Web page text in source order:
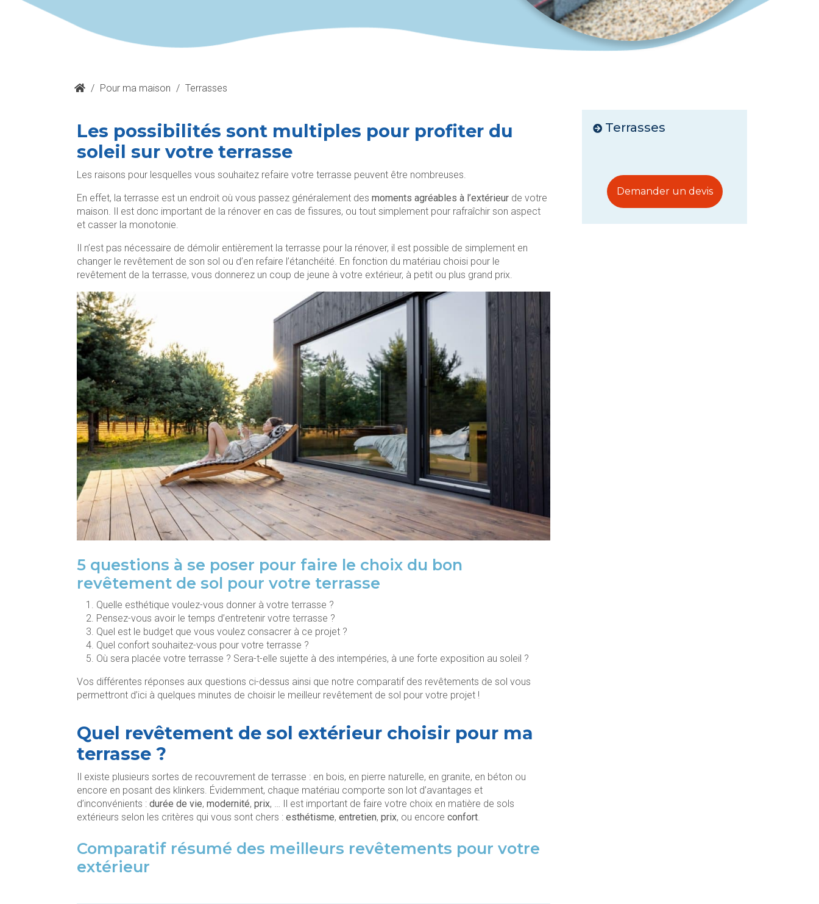
/ Pour ma maison / Terrasses
Les possibilités sont multiples pour profiter du
soleil sur votre terrasse
Les raisons pour lesquelles vous souhaitez refaire votre terrasse peuvent être nombreuses.
En effet, la terrasse est un endroit où vous passez généralement des moments agréables à l’extérieur de votre
maison. Il est donc important de la rénover en cas de fissures, ou tout simplement pour rafraîchir son aspect
et casser la monotonie.
Il n’est pas nécessaire de démolir entièrement la terrasse pour la rénover, il est possible de simplement en
changer le revêtement de son sol ou d’en refaire l’étanchéité. En fonction du matériau choisi pour le
revêtement de la terrasse, vous donnerez un coup de jeune à votre extérieur, à petit ou plus grand prix.
5 questions à se poser pour faire le choix du bon
revêtement de sol pour votre terrasse
Quelle esthétique voulez-vous donner à votre terrasse ?
Pensez-vous avoir le temps d’entretenir votre terrasse ?
Quel est le budget que vous voulez consacrer à ce projet ?
Quel confort souhaitez-vous pour votre terrasse ?
Où sera placée votre terrasse ? Sera-t-elle sujette à des intempéries, à une forte exposition au soleil ?
Vos différentes réponses aux questions ci-dessus ainsi que notre comparatif des revêtements de sol vous
permettront d’ici à quelques minutes de choisir le meilleur revêtement de sol pour votre projet !
Quel revêtement de sol extérieur choisir pour ma
terrasse ?
Il existe plusieurs sortes de recouvrement de terrasse : en bois, en pierre naturelle, en granite, en béton ou
encore en posant des klinkers. Évidemment, chaque matériau comporte son lot d’avantages et
d’inconvénients : durée de vie, modernité, prix, … Il est important de faire votre choix en matière de sols
extérieurs selon les critères qui vous sont chers : esthétisme, entretien, prix, ou encore confort.
Comparatif résumé des meilleurs revêtements pour votre
extérieur
Terrasses
Demander un devis